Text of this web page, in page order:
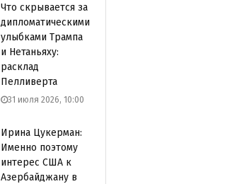
Что скрывается за
дипломатическими
улыбками Трампа
и Нетаньяху:
расклад
Пелливерта
31 июля 2026, 10:00
Ирина Цукерман:
Именно поэтому
интерес США к
Азербайджану в